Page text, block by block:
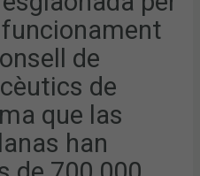
de
de
que las
han